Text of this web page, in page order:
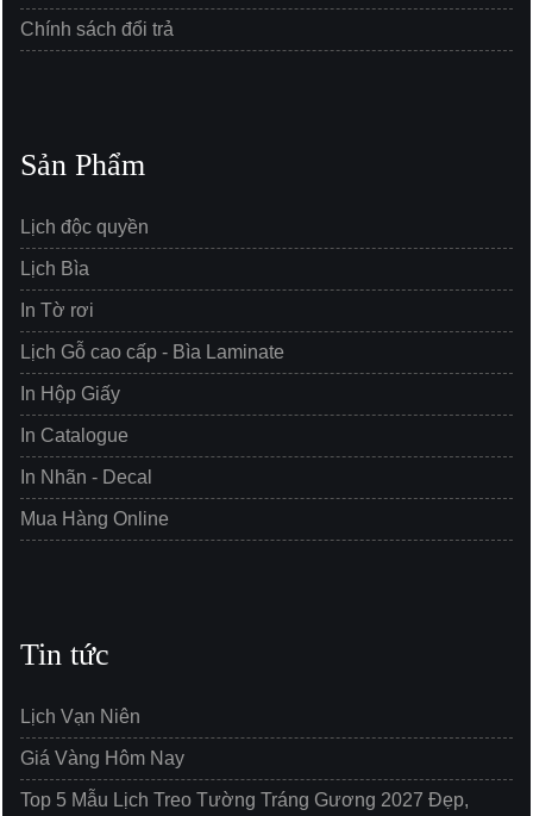
Chính sách đổi trả
Sản Phẩm
Lịch độc quyền
Lịch Bìa
In Tờ rơi
Lịch Gỗ cao cấp - Bìa Laminate
In Hộp Giấy
In Catalogue
In Nhãn - Decal
Mua Hàng Online
Tin tức
Lịch Vạn Niên
Giá Vàng Hôm Nay
Top 5 Mẫu Lịch Treo Tường Tráng Gương 2027 Đẹp,